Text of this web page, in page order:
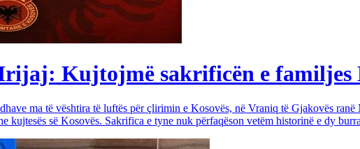
Kujtojmë sakrificën e familjes
ma të vështira të luftës për çlirimin e Kosovës, në Vraniq të Gjakovës
kujtesës së Kosovës. Sakrifica e tyne nuk përfaqëson vetëm historinë e dy